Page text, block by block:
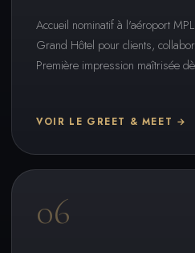
Accueil nominatif à l'aéroport
Grand Hôtel pour clients,
Première impression maîtrisée
VOIR LE GREET & MEET →
06